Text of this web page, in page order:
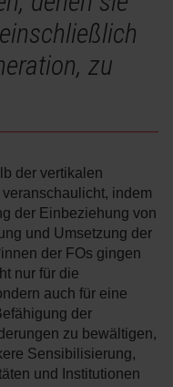
zu
der vertikalen
indem
der Einbeziehung von
und Umsetzung der
der FOs gingen
nur für die
auch für eine
der
zu bewältigen,
Sensibilisierung,
und Institutionen